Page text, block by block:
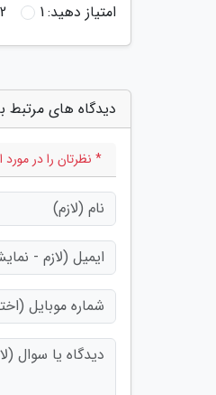
امتیاز دهید:1
2
دیدگاه های مرتبط با "10 هزار فرصت شغلی در شهرستان خمین
* نظرتان را در مورد